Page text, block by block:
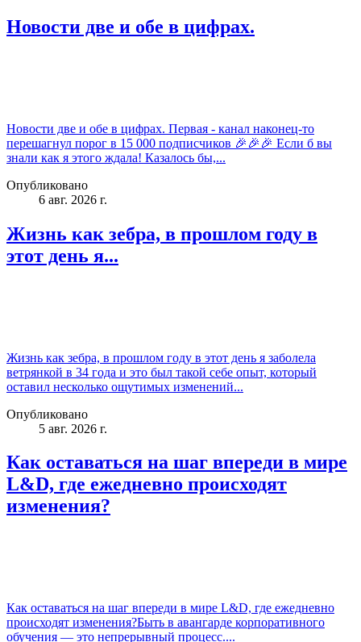
Новости две и обе в цифрах.
Новости две и обе в цифрах. Первая - канал наконец-то
перешагнул порог в 15 000 подписчиков 🎉🎉🎉 Если б вы
знали как я этого ждала! Казалось бы,...
Опубликовано
6 авг. 2026 г.
Жизнь как зебра, в прошлом году в
этот день я...
Жизнь как зебра, в прошлом году в этот день я заболела
ветрянкой в 34 года и это был такой себе опыт, который
оставил несколько ощутимых изменений...
Опубликовано
5 авг. 2026 г.
Как оставаться на шаг впереди в мире
L&D, где ежедневно происходят
изменения?
Как оставаться на шаг впереди в мире L&D, где ежедневно
происходят изменения?Быть в авангарде корпоративного
обучения — это непрерывный процесс....